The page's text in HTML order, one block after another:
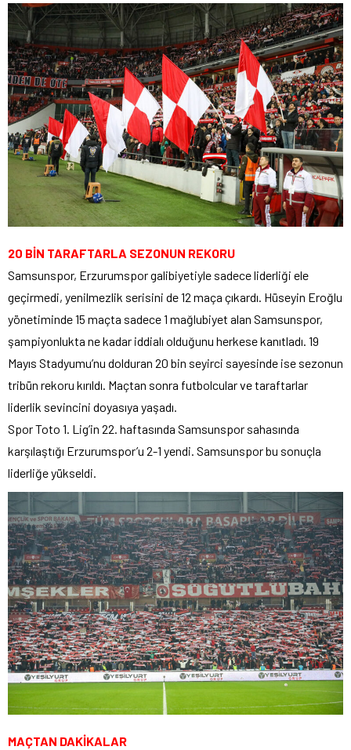
20 BİN TARAFTARLA SEZONUN REKORU
Samsunspor, Erzurumspor galibiyetiyle sadece liderliği ele
geçirmedi, yenilmezlik serisini de 12 maça çıkardı. Hüseyin Eroğlu
yönetiminde 15 maçta sadece 1 mağlubiyet alan Samsunspor,
şampiyonlukta ne kadar iddialı olduğunu herkese kanıtladı. 19
Mayıs Stadyumu’nu dolduran 20 bin seyirci sayesinde ise sezonun
tribün rekoru kırıldı. Maçtan sonra futbolcular ve taraftarlar
liderlik sevincini doyasıya yaşadı.
Spor Toto 1. Lig’in 22. haftasında Samsunspor sahasında
karşılaştığı Erzurumspor’u 2-1 yendi. Samsunspor bu sonuçla
liderliğe yükseldi.
MAÇTAN DAKİKALAR